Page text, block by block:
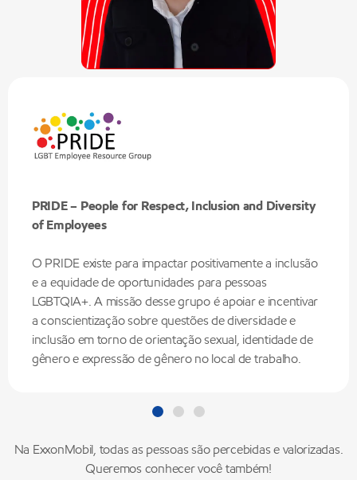
PRIDE – People for Respect, Inclusion and Diversity
of Employees
O PRIDE existe para impactar positivamente a inclusão
e a equidade de oportunidades para pessoas
LGBTQIA+. A missão desse grupo é apoiar e incentivar
a conscientização sobre questões de diversidade e
inclusão em torno de orientação sexual, identidade de
gênero e expressão de gênero no local de trabalho.
Na ExxonMobil, todas as pessoas são percebidas e valorizadas.
Queremos conhecer você também!